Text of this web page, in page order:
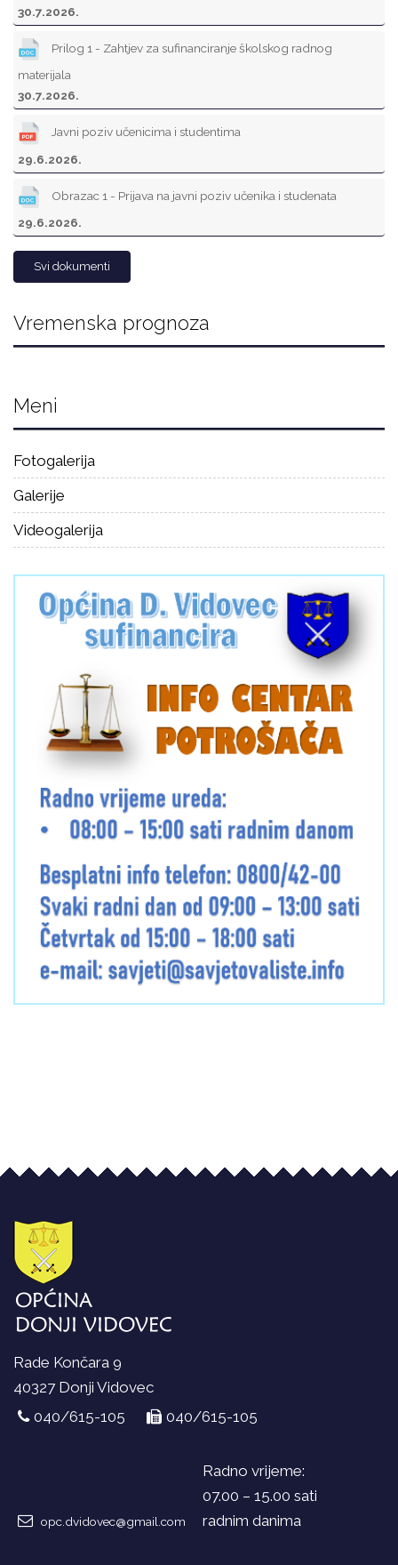
30.7.2026.
Prilog 1 - Zahtjev za sufinanciranje školskog radnog
materijala
30.7.2026.
Javni poziv učenicima i studentima
29.6.2026.
Obrazac 1 - Prijava na javni poziv učenika i studenata
29.6.2026.
Svi dokumenti
Vremenska prognoza
Meni
Fotogalerija
Galerije
Videogalerija
Rade Končara 9
40327 Donji Vidovec
040/615-105
040/615-105
opc.dvidovec@gmail.com
Radno vrijeme:
07.00 – 15.00 sati
radnim danima